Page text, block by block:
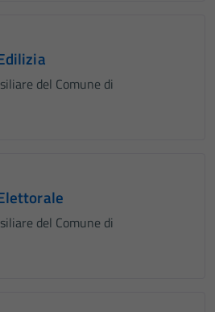
del Comune di
del Comune di